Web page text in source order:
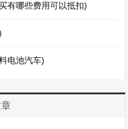
有哪些费用可以抵扣)
电池汽车)